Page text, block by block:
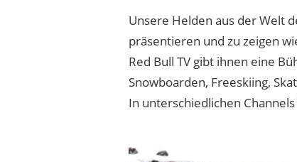
Unsere Helden aus der Welt
präsentieren und zu zeigen
Red Bull TV gibt ihnen eine
Snowboarden, Freeskiing,
In unterschiedlichen